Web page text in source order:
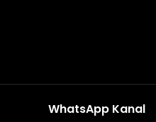
WhatsApp Kanal